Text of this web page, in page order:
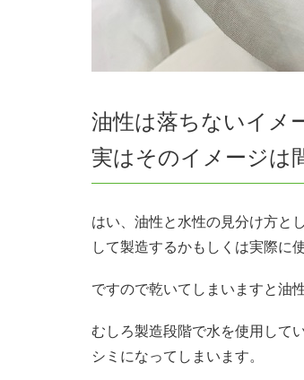
油性は落ちないイメ
実はそのイメージは
はい、油性と水性の見分け方と
して製造するかもしくは実際に
ですので乾いてしまいますと油
むしろ製造段階で水を使用して
シミになってしまいます。